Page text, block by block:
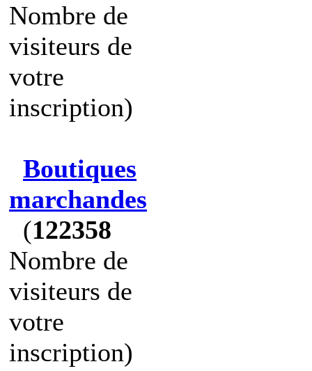
Nombre de
visiteurs de
votre
inscription)
Boutiques
marchandes
(122358
Nombre de
visiteurs de
votre
inscription)